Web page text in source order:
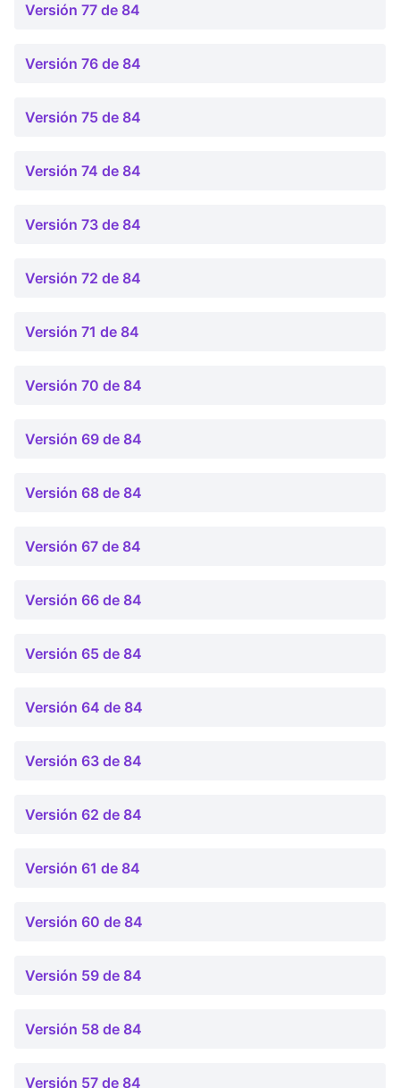
Versión 77 de 84
Versión 76 de 84
Versión 75 de 84
Versión 74 de 84
Versión 73 de 84
Versión 72 de 84
Versión 71 de 84
Versión 70 de 84
Versión 69 de 84
Versión 68 de 84
Versión 67 de 84
Versión 66 de 84
Versión 65 de 84
Versión 64 de 84
Versión 63 de 84
Versión 62 de 84
Versión 61 de 84
Versión 60 de 84
Versión 59 de 84
Versión 58 de 84
Versión 57 de 84